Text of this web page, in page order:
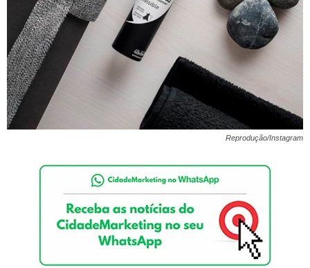
Reprodução/Instagram